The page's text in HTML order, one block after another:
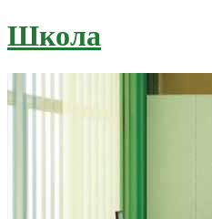
Школа